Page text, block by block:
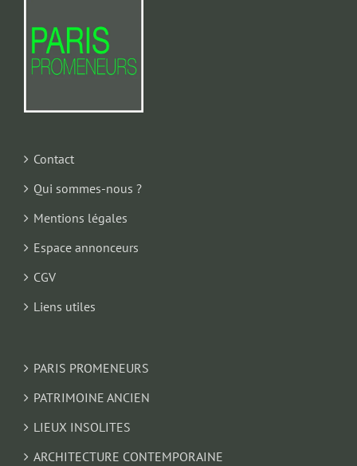
Contact
Qui sommes-nous ?
Mentions légales
Espace annonceurs
CGV
Liens utiles
PARIS PROMENEURS
PATRIMOINE ANCIEN
LIEUX INSOLITES
ARCHITECTURE CONTEMPORAINE